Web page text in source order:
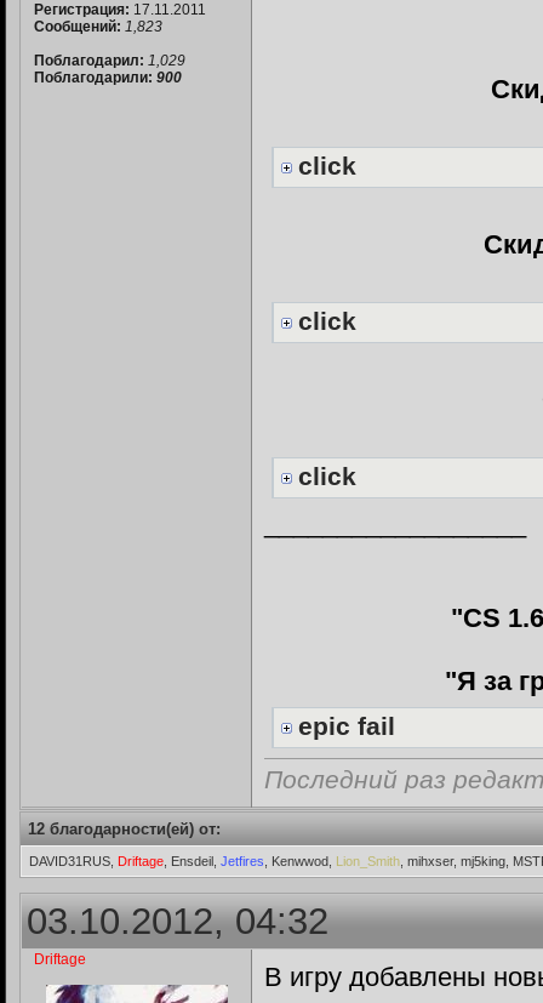
Регистрация: 17.11.2011
Сообщений: 1,823
Поблагодарил: 1,029
Поблагодарили: 900
click
click
click
"CS
"Я за
epic fail
Последний раз
12 благодарности(ей) от:
DAVID31RUS, Driftage , Ensdeil, Jetfires , Kenwwod, Lion_Smith , mihxser, mj5king,
03.10.2012, 04:32
Driftage
В игру добавлены